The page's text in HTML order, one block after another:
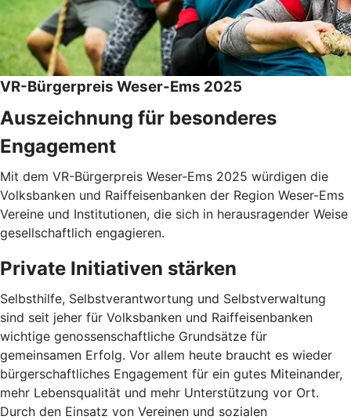
VR-Bürgerpreis Weser-Ems 2025
Auszeichnung für besonderes
Engagement
Mit dem VR-Bürgerpreis Weser-Ems 2025 würdigen die
Volksbanken und Raiffeisenbanken der Region Weser-Ems
Vereine und Institutionen, die sich in herausragender Weise
gesellschaftlich engagieren.
Private Initiativen stärken
Selbsthilfe, Selbstverantwortung und Selbstverwaltung
sind seit jeher für Volksbanken und Raiffeisenbanken
wichtige genossenschaftliche Grundsätze für
gemeinsamen Erfolg. Vor allem heute braucht es wieder
bürgerschaftliches Engagement für ein gutes Miteinander,
mehr Lebensqualität und mehr Unterstützung vor Ort.
Durch den Einsatz von Vereinen und sozialen